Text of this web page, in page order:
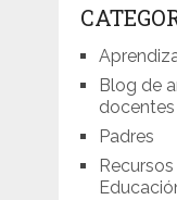
Blog de
docentes
Padres